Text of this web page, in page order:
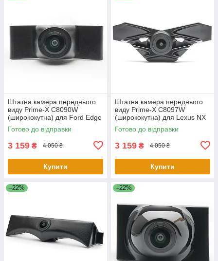
Штатна камера переднього
виду Prime-X C8090W
(ширококутна) для Ford Edge
2015-2017
Готово до відправки
3 159 ₴ 4 050 ₴
Купити
Штатна камера переднього
виду Prime-X C8097W
(ширококутна) для Lexus NX
2015-2017
Готово до відправки
3 159 ₴ 4 050 ₴
Купити
–22% –22%